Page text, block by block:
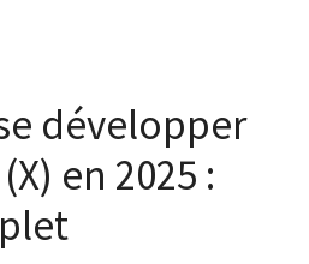
développer
en 2025 :